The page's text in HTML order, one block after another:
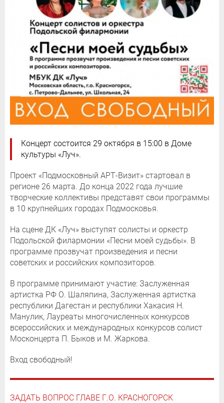
Концерт состоится 29 октября в 15:00 в Доме
культуры «Луч».
Проект «Подмосковный АРТ-Визит» стартовал в
регионе 26 марта. До конца 2022 года лучшие
творческие коллективы представят свои программы
в 10 крупнейших городах Подмосковья.
На сцене ДК «Луч» выступят солисты и оркестр
Подольской филармонии «Песни моей судьбы». В
программе прозвучат произведения и песни
советских и российских композиторов.
В программе принимают участие: Заслуженная
артистка РФ О. Шаляпина, Заслуженная артистка
республики Дагестан и республики Хакасия Н.
Манулик, Лауреаты многочисленных конкурсов
всероссийских и международных конкурсов солист
Москонцерта П. Быков и М. Жаркова.
Вход свободный!
ЗАДАТЬ ВОПРОС ГЛАВЕ Г.О. КРАСНОГОРСК